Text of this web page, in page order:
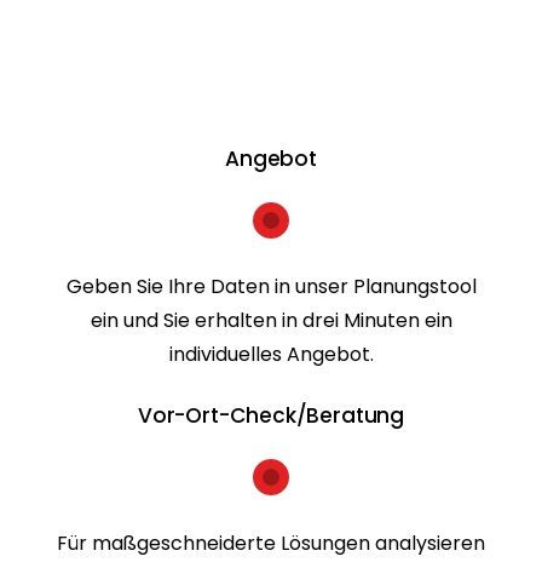
Angebot
Geben Sie Ihre Daten in unser Planungstool
ein und Sie erhalten in drei Minuten ein
individuelles Angebot.
Vor-Ort-Check/Beratung
Für maßgeschneiderte Lösungen analysieren